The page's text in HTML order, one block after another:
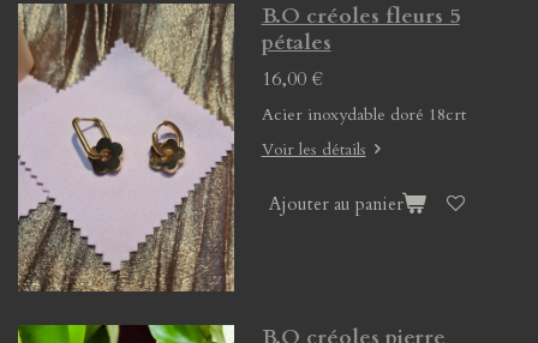
B.O créoles fleurs 5
pétales
16,00 €
Acier inoxydable doré 18crt
Voir les détails
Ajouter au panier